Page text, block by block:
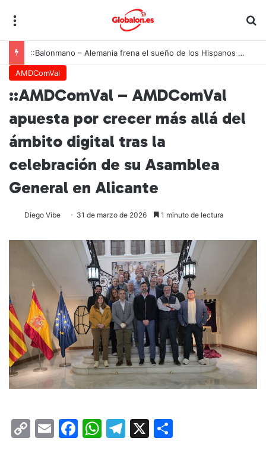
::Balonmano – Alemania frena el sueño de los Hispanos Juveniles, que lucharán ahora por el bronce europeo
AMDComVal
::AMDComVal – AMDComVal
apuesta por crecer más allá del
ámbito digital tras la
celebración de su Asamblea
General en Alicante
Diego Vibe 31 de marzo de 2026 1 minuto de lectura
C
E
F
W T
X